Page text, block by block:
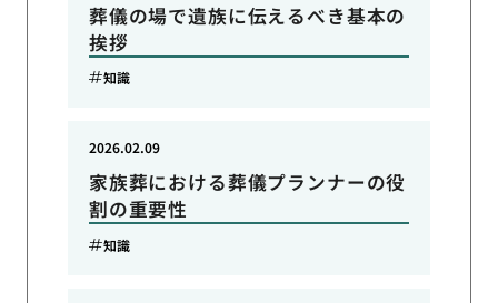
葬儀の場で遺族に伝えるべき基本の
挨拶
知識
家族葬における葬儀プランナーの役
割の重要性
2026.02.09
知識